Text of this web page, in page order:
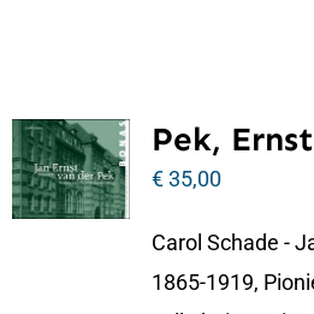
Pek,
€35,00
Carol Schade -
1865-1919,